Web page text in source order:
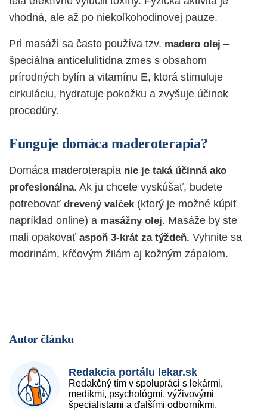
vhodná, ale až po niekoľkohodinovej pauze.
Pri masáži sa často používa tzv. madero olej –
špeciálna anticelulitídna zmes s obsahom
prírodných bylín a vitamínu E, ktorá stimuluje
cirkuláciu, hydratuje pokožku a zvyšuje účinok
procedúry.
Funguje domáca maderoterapia?
Domáca maderoterapia nie je taká účinná ako
profesionálna. Ak ju chcete vyskúšať, budete
potrebovať drevený valček(ktorý je možné kúpiť
napríklad online) a masážny olej. Masáže by ste
mali opakovať aspoň 3-krát za týždeň. Vyhnite sa
modrinám, kŕčovým žilám aj kožným zápalom.
Autor článku
Redakcia portálu lekar.sk
Redakčný tím v spolupráci s lekármi,
medikmi, psychológmi, výživovými
špecialistami a ďalšími odborníkmi.